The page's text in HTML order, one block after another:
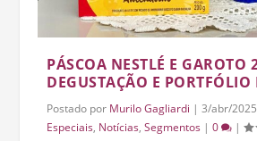
PÁSCOA NESTLÉ E GAROTO
DEGUSTAÇÃO E PORTFÓLIO
Postado por Murilo Gagliardi |3/abr/2025
Especiais, Notícias,Segmentos |0 |